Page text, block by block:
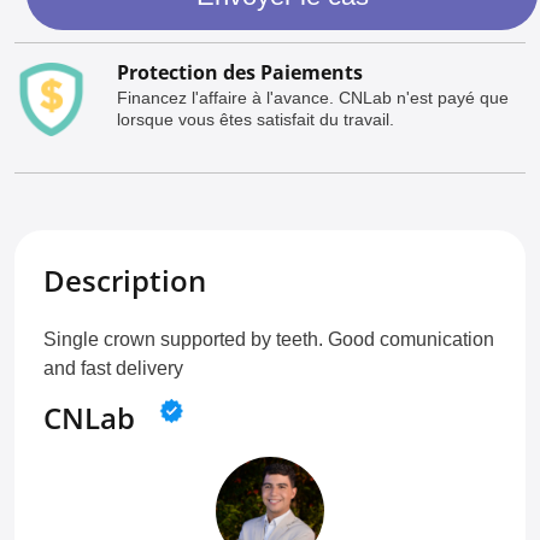
Protection des Paiements
Financez l'affaire à l'avance. CNLab n'est payé que
lorsque vous êtes satisfait du travail.
Description
Single crown supported by teeth. Good comunication
and fast delivery
CNLab